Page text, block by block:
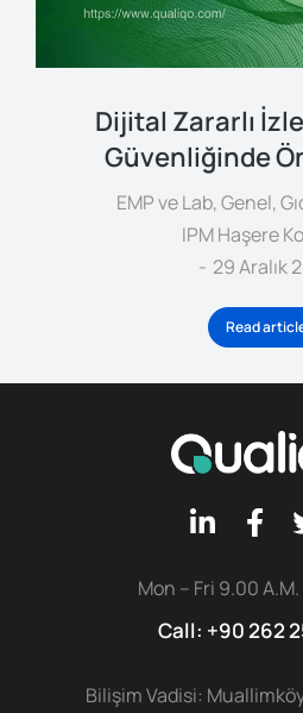
Dijital Zararlı
Güvenliğinde
EMP ve Lab,Genel,
IPM Haşere
29 Aralık
Read
Mon – Fri 9.00
Call: +90 262
Bilişim Vadisi: